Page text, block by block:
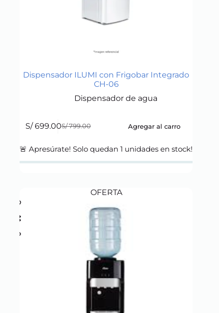
Dispensador ILUMI con Frigobar Integrado
CH-06
Dispensador de agua
S/799.00
Original
was:
S/699.00Current
is:
Agregar al carro
🚨 Apresúrate! Solo quedan1 unidades en stock!
OFERTA